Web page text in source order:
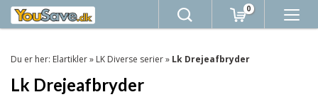
0
Du er her: Elartikler» LK Diverse serier» Lk Drejeafbryder
Lk Drejeafbryder